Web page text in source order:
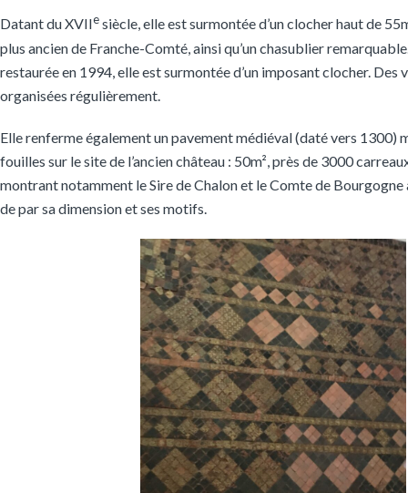
Datant du XVIIesiècle, elle est surmontée d’un clocher haut de
plus ancien de Franche-Comté, ainsi qu’un chasublier
restaurée en 1994, elle est surmontée d’un imposant clocher. Des
organisées régulièrement.
Elle renferme également un pavement médiéval (daté vers 1300)
fouilles sur le site de l’ancien château : 50m², près de 3000
montrant notamment le Sire de Chalon et le Comte de Bourgogne
de par sa dimension et ses motifs.